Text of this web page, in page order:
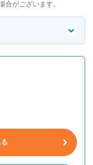
合がございます。